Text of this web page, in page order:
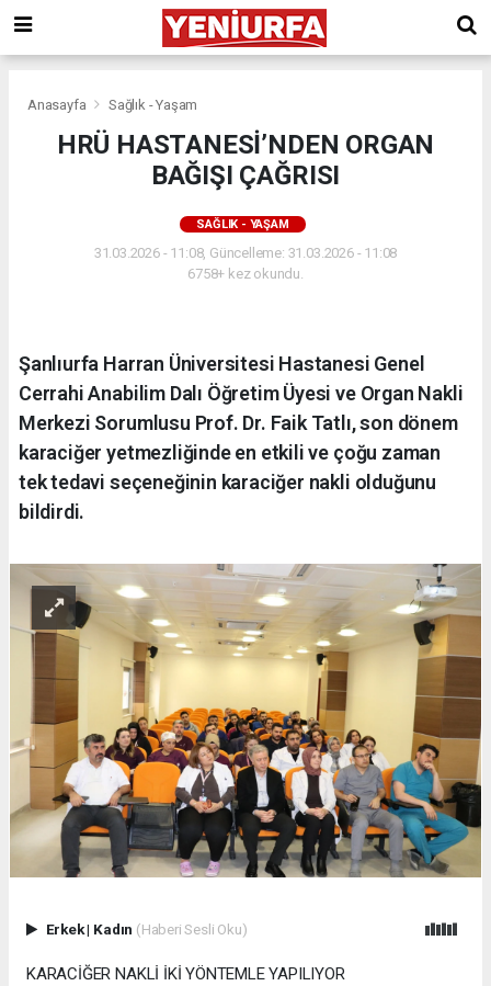
Anasayfa Sağlık - Yaşam
HRÜ HASTANESİ’NDEN ORGAN
BAĞIŞI ÇAĞRISI
SAĞLIK - YAŞAM
31.03.2026 - 11:08, Güncelleme: 31.03.2026 - 11:08
6758+ kez okundu.
Şanlıurfa Harran Üniversitesi Hastanesi Genel
Cerrahi Anabilim Dalı Öğretim Üyesi ve Organ Nakli
Merkezi Sorumlusu Prof. Dr. Faik Tatlı, son dönem
karaciğer yetmezliğinde en etkili ve çoğu zaman
tek tedavi seçeneğinin karaciğer nakli olduğunu
bildirdi.
Erkek| Kadın (Haberi Sesli Oku)
KARACİĞER NAKLİ İKİ YÖNTEMLE YAPILIYOR